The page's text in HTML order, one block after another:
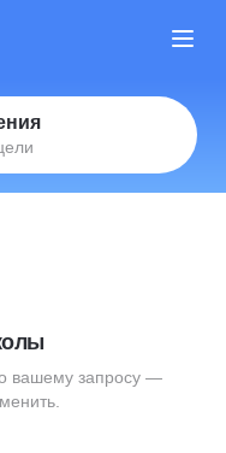
вашему запросу —